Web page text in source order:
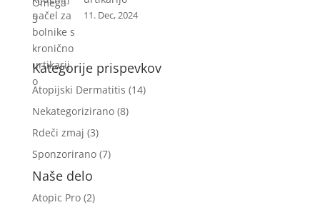
11. Dec, 2024
Kategorije prispevkov
Atopijski Dermatitis (14)
Nekategorizirano(8)
Rdeči zmaj (3)
Sponzorirano(7)
Naše delo
Atopic Pro(2)